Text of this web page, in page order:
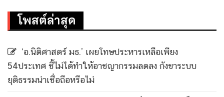
โพสต์ล่าสุด
‘อ.นิติศาสตร์ มธ.’ เผยโทษประหารเหลือเพียง
54ประเทศ ชี้ไม่ได้ทำให้อาชญากรรมลดลง กังขาระบบ
ยุติธรรมน่าเชื่อถือหรือไม่